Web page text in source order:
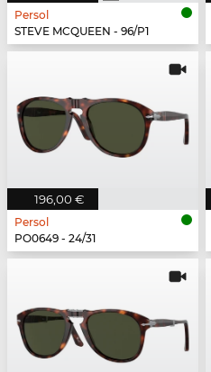
Persol
STEVE MCQUEEN - 96/P1
196,00 €
Persol
PO0649 - 24/31